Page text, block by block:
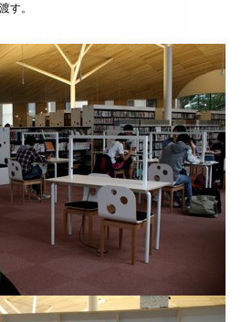
す。